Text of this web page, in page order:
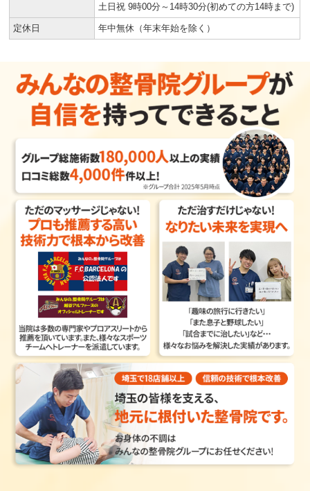
土日祝 9時00分～14時30分(初めての方14時まで)
定休日 年中無休（年末年始を除く）